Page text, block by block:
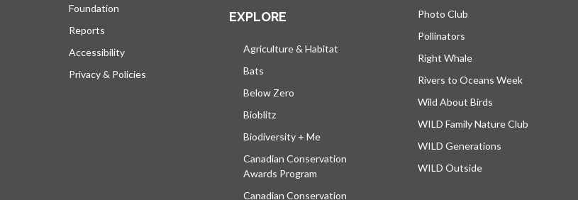
Foundation
Reports
Accessibility
Privacy & Policies
EXPLORE
Agriculture & Habitat
Bats
Below Zero
Bioblitz
Biodiversity + Me
Canadian Conservation
Awards Program
Canadian Conservation
Photo Club
Pollinators
Right Whale
Rivers to Oceans Week
Wild About Birds
WILD Family Nature Club
WILD Generations
WILD Outside